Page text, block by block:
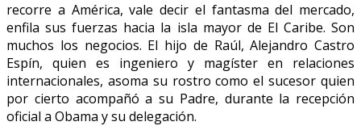
recorre a América, vale decir el fantasma del mercado,
enfila sus fuerzas hacia la isla mayor de El Caribe. Son
muchos los negocios. El hijo de Raúl, Alejandro Castro
Espín, quien es ingeniero y magíster en relaciones
internacionales, asoma su rostro como el sucesor quien
por cierto acompañó a su Padre, durante la recepción
oficial a Obama y su delegación.